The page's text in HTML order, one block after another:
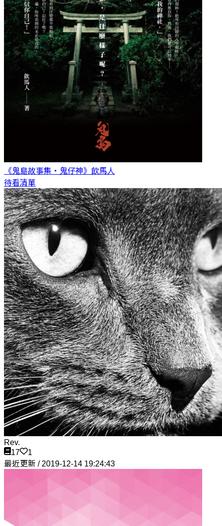
《鬼島故事集・鬼仔神》 飲馬人
待看清單
Rev.
17
1
最近更新 / 2019-12-14 19:24:43